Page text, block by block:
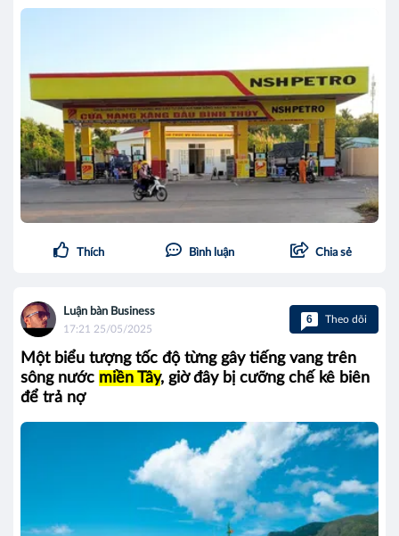
Thích Bình luận Chia sẻ
Luận bàn Business
17:21 25/05/2025
6 Theo dõi
Một biểu tượng tốc độ từng gây tiếng vang trên
sông nước miền Tây, giờ đây bị cưỡng chế kê biên
để trả nợ